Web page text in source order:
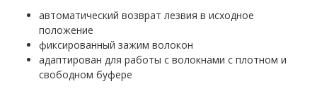
автоматический возврат лезвия в исходное
положение
фиксированный зажим волокон
адаптирован для работы с волокнами с плотном и
свободном буфере